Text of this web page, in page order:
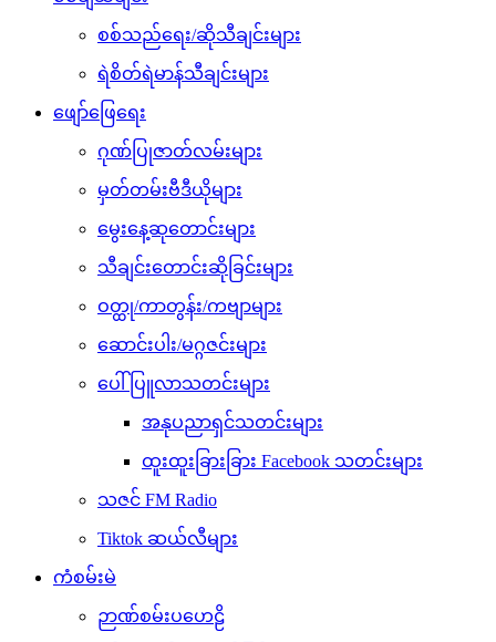
စစ်သည်ရေး/ဆိုသီချင်းများ
ရဲစိတ်ရဲမာန်သီချင်းများ
ဖျော်ဖြေရေး
ဂုဏ်ပြုဇာတ်လမ်းများ
မှတ်တမ်းဗီဒီယိုများ
မွေးနေ့ဆုတောင်းများ
သီချင်းတောင်းဆိုခြင်းများ
ဝတ္ထု/ကာတွန်း/ကဗျာများ
ဆောင်းပါး/မဂ္ဂဇင်းများ
ပေါ်ပြူလာသတင်းများ
အနုပညာရှင်သတင်းများ
ထူးထူးခြားခြား Facebook သတင်းများ
သဇင် FM Radio
Tiktok ဆယ်လီများ
ကံစမ်းမဲ
ဉာဏ်စမ်းပဟေဠိ